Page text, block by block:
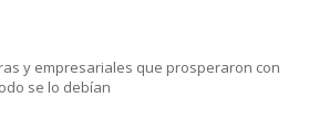
y empresariales que prosperaron con
se lo debían